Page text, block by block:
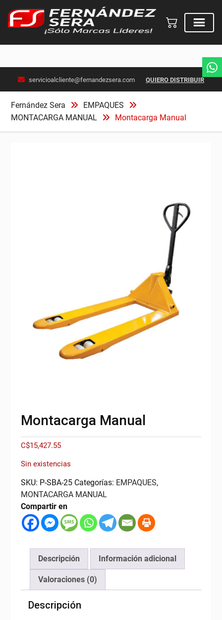
servicioalcliente@fernandezsera.com QUIERO DISTRIBUIR
Fernández Sera
EMPAQUES
MONTACARGA MANUAL
Montacarga Manual
Montacarga Manual
C$15,427.55
Sin existencias
SKU: P-SBA-25 Categorías: EMPAQUES,
MONTACARGA MANUAL
Compartir en
Descripción Información adicional
Valoraciones (0)
Descripción